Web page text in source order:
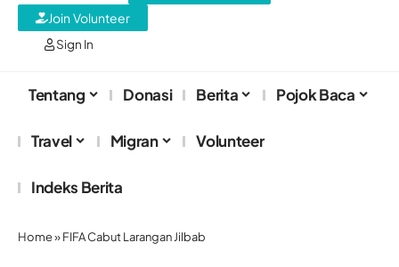
Sign In
Join Volunteer
Tentang Donasi Berita Pojok Baca
Travel Migran Volunteer
Indeks Berita
Home»FIFA Cabut Larangan Jilbab